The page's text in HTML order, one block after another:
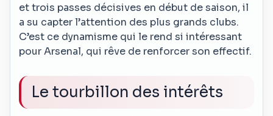
et trois passes décisives en début de saison, il
a su capter l’attention des plus grands clubs.
C’est ce dynamisme qui le rend si intéressant
pour Arsenal, qui rêve de renforcer son effectif.
Le tourbillon des intérêts